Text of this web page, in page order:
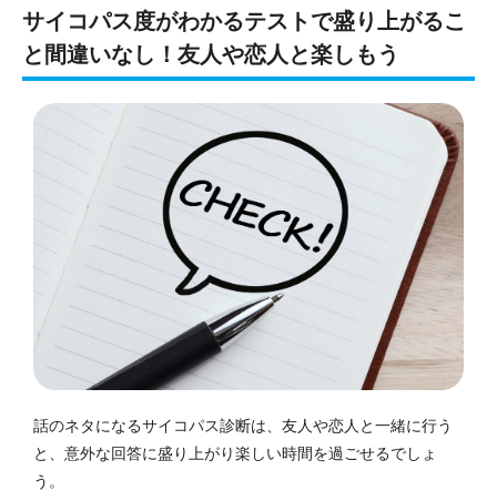
サイコパス度がわかるテストで盛り上がるこ
と間違いなし！友人や恋人と楽しもう
話のネタになるサイコパス診断は、友人や恋人と一緒に行う
と、意外な回答に盛り上がり楽しい時間を過ごせるでしょ
う。